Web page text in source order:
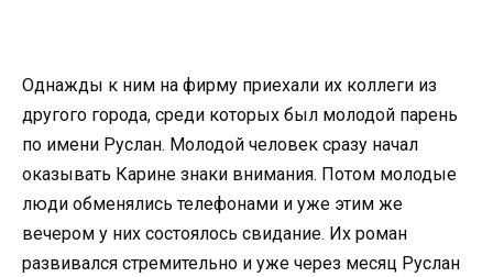
Однажды к ним на фирму приехали их коллеги из
другого города, среди которых был молодой парень
по имени Руслан. Молодой человек сразу начал
оказывать Карине знаки внимания. Потом молодые
люди обменялись телефонами и уже этим же
вечером у них состоялось свидание. Их роман
развивался стремительно и уже через месяц Руслан